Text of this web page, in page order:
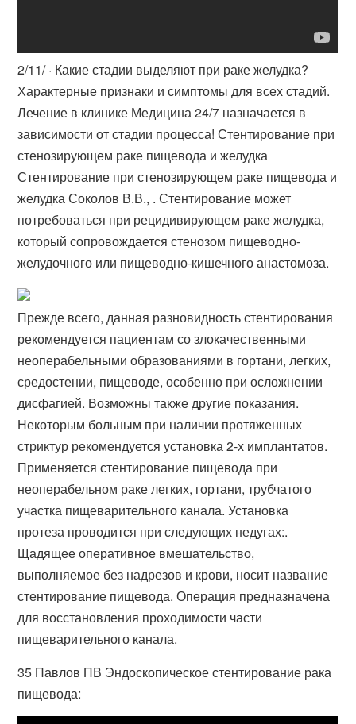
2/11/ · Какие стадии выделяют при раке желудка?
Характерные признаки и симптомы для всех стадий.
Лечение в клинике Медицина 24/7 назначается в
зависимости от стадии процесса! Стентирование при
стенозирующем раке пищевода и желудка
Стентирование при стенозирующем раке пищевода и
желудка Соколов В.В., . Стентирование может
потребоваться при рецидивирующем раке желудка,
который сопровождается стенозом пищеводно-
желудочного или пищеводно-кишечного анастомоза.
Прежде всего, данная разновидность стентирования
рекомендуется пациентам со злокачественными
неоперабельными образованиями в гортани, легких,
средостении, пищеводе, особенно при осложнении
дисфагией. Возможны также другие показания.
Некоторым больным при наличии протяженных
стриктур рекомендуется установка 2-х имплантатов.
Применяется стентирование пищевода при
неоперабельном раке легких, гортани, трубчатого
участка пищеварительного канала. Установка
протеза проводится при следующих недугах:.
Щадящее оперативное вмешательство,
выполняемое без надрезов и крови, носит название
стентирование пищевода. Операция предназначена
для восстановления проходимости части
пищеварительного канала.
35 Павлов ПВ Эндоскопическое стентирование рака
пищевода: